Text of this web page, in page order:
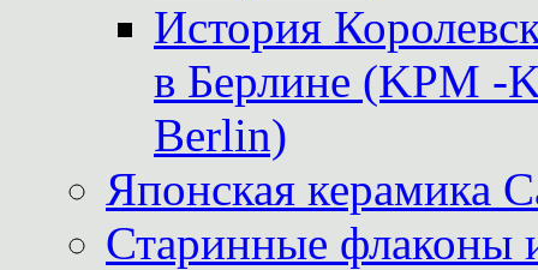
История
в Берлине (KPM -
Berlin)
Японская керамика
Старинные флаконы